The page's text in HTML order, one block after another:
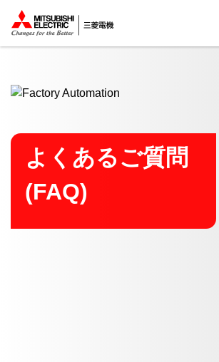
ここから本文
よくあるご質問
(FAQ)